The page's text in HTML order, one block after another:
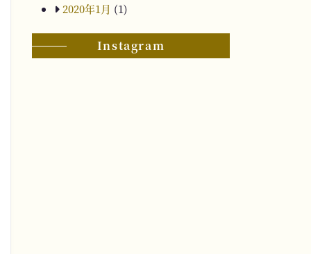
2020年1月 (1)
Instagram